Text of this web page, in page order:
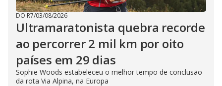
DO R7/03/08/2026
Ultramaratonista quebra recorde
ao percorrer 2 mil km por oito
países em 29 dias
Sophie Woods estabeleceu o melhor tempo de conclusão
da rota Via Alpina, na Europa